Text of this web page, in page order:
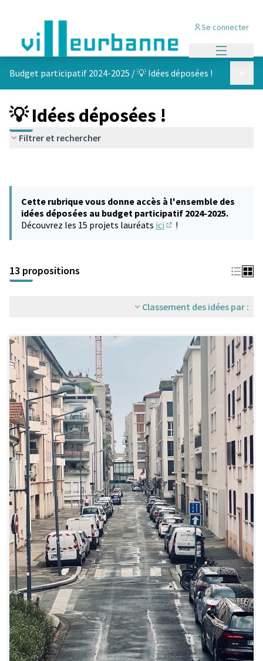
Se connecter
Budget participatif 2024-2025 /💡 Idées déposées !
💡 Idées déposées !
Filtrer et rechercher
Cette rubrique vous donne accès à l'ensemble des
idées déposées au budget participatif 2024-2025.
Découvrez les 15 projets lauréats ici !
13 propositions
Classement des idées par :